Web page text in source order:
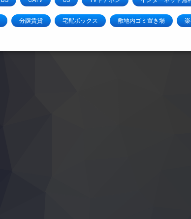
分譲賃貸 宅配ボックス 敷地内ゴミ置き場